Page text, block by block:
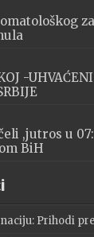
-
,jutros u
BiH
Prihodi